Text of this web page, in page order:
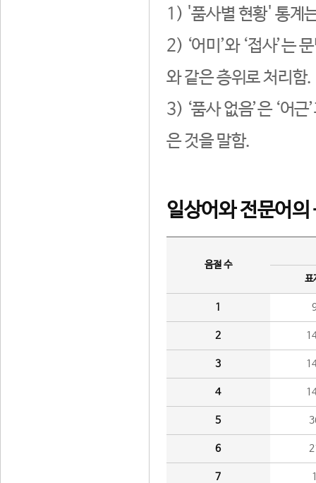
1) '품사별 현황' 통계
2) ‘어미’와 ‘접사’는
와 같은 층위로 처리함.
3) ‘품사 없음’은 ‘어
은 것을 말함.
일상어와 전문어의
음절 수
표
1
2
3
4
5
6
7